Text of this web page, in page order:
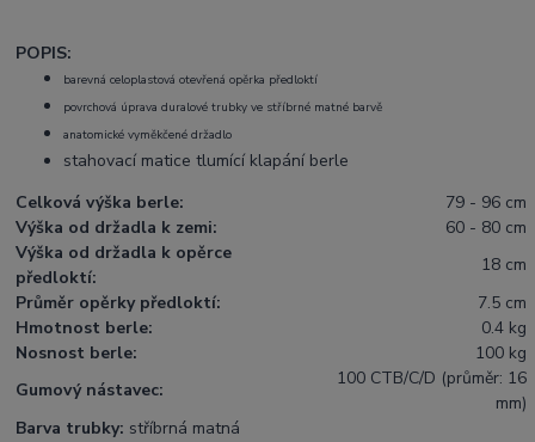
POPIS:
barevná celoplastová otevřená opěrka předloktí
povrchová úprava duralové trubky ve stříbrné matné barvě
anatomické vyměkčené držadlo
stahovací matice tlumící klapání berle
Celková výška berle:
79 - 96 cm
Výška od držadla k zemi:
60 - 80 cm
Výška od držadla k opěrce
předloktí:
18 cm
Průměr opěrky předloktí:
7.5 cm
Hmotnost berle:
0.4 kg
Nosnost berle:
100 kg
Gumový nástavec:
100 CTB/C/D (průměr: 16
mm)
Barva trubky: stříbrná matná